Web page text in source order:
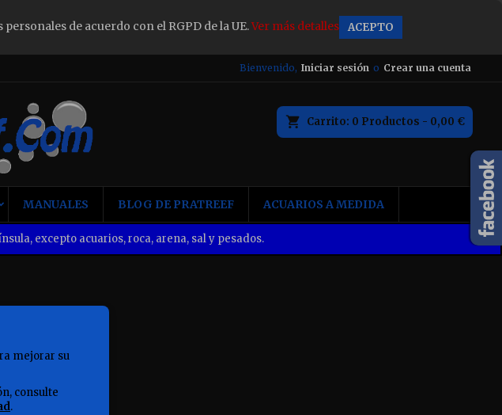
de acuerdo con el RGPD de la UE.Ver más detalles ACEPTO
Bienvenido, Iniciar sesión o Crear una cuenta
Carrito 0 Productos - 0,00 €
MANUALES BLOG DE PRATREEF ACUARIOS A MEDIDA
excepto acuarios, roca, arena, sal y pesados.
mejorar su
consulte
.
×